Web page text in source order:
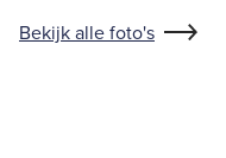
Bekijk alle foto's